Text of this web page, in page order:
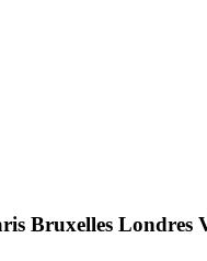
Bruxelles Londres